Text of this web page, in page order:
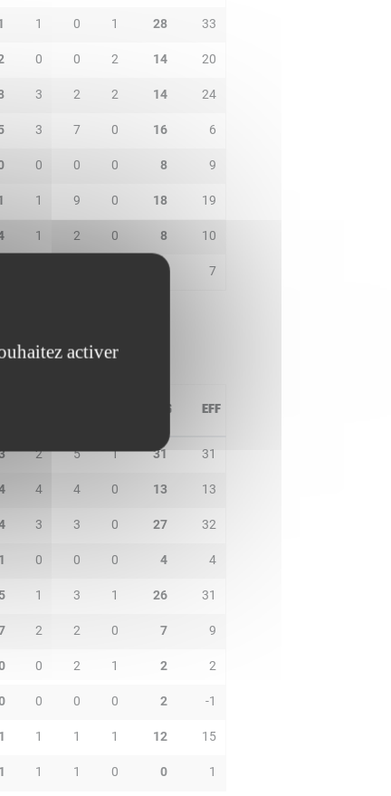
1 0 1 28 33
0 0 2 14 20
3 2 2 14 24
3 7 0 16 6
0 0 0 8 9
1 9 0 18 19
1 2 0 8 10
7
PTS EFF
2 5 1 31 31
4 4 0 13 13
3 3 0 27 32
1 0 0 0 4 4
5 1 3 1 26 31
2 2 0 7 9
0 2 1 2 2
0 0 0 2 -1
1 1 1 1 12 15
1 1 1 0 0 1
activer